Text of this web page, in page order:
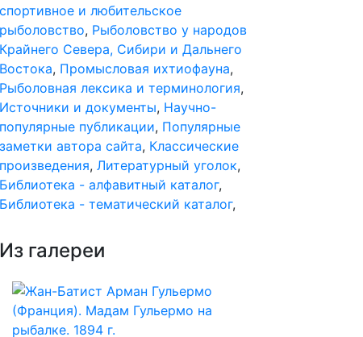
спортивное и любительское
рыболовство, Рыболовство у народов
Крайнего Севера, Сибири и Дальнего
Востока, Промысловая ихтиофауна,
Рыболовная лексика и терминология,
Источники и документы, Научно-
популярные публикации, Популярные
заметки автора сайта, Классические
произведения, Литературный уголок,
Библиотека - алфавитный каталог,
Библиотека - тематический каталог,
Из галереи